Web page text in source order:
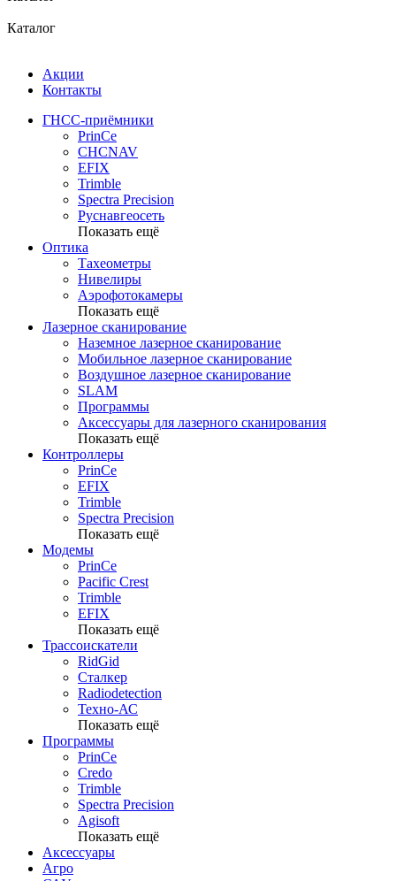
Каталог
Акции
Контакты
ГНСС-приёмники
PrinCe
CHCNAV
EFIX
Trimble
Spectra Precision
Руснавгеосеть
Показать ещё
Оптика
Тахеометры
Нивелиры
Аэрофотокамеры
Показать ещё
Лазерное сканирование
Наземное лазерное сканирование
Мобильное лазерное сканирование
Воздушное лазерное сканирование
SLAM
Программы
Аксессуары для лазерного сканирования
Показать ещё
Контроллеры
PrinCe
EFIX
Trimble
Spectra Precision
Показать ещё
Модемы
PrinCe
Pacific Crest
Trimble
EFIX
Показать ещё
Трассоискатели
RidGid
Сталкер
Radiodetection
Техно-АС
Показать ещё
Программы
PrinCe
Credo
Trimble
Spectra Precision
Agisoft
Показать ещё
Аксессуары
Агро